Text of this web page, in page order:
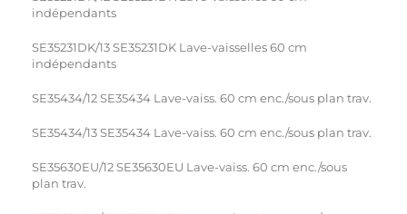
indépendants
SE35231DK/13 SE35231DK Lave-vaisselles 60 cm
indépendants
SE35434/12 SE35434 Lave-vaiss. 60 cm enc./sous plan trav.
SE35434/13 SE35434 Lave-vaiss. 60 cm enc./sous plan trav.
SE35630EU/12 SE35630EU Lave-vaiss. 60 cm enc./sous
plan trav.